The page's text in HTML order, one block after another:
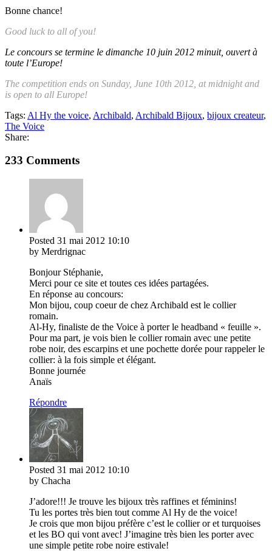
Bonne chance!
Good luck to all of you!
Le concours se termine le dimanche 10 juin 2012 minuit, ouvert à
toute l’Europe!
The competition ends on Sunday, June 10th 2012, at midnight and
is open to all Europe!
Tags: Al Hy the voice, Archibald, Archibald Bijoux, bijoux createur,
The Voice
Share:
233 Comments
Posted 31 mai 2012 10:10
by Merdrignac
Bonjour Stéphanie,
Merci pour ce site et toutes ces idées partagées.
En réponse au concours:
Mon bijou, coup coeur de chez Archibald est le collier
romain.
Al-Hy, finaliste de the Voice à porter le headband « feuille ».
Pour ma part, je vois bien le collier romain avec une petite
robe noir, des escarpins et une pochette dorée pour rappeler le
collier: à la fois simple et élégant.
Bonne journée
Anaïs
Répondre
Posted 31 mai 2012 10:10
by Chacha
J’adore!!! Je trouve les bijoux très raffines et féminins!
Tu les portes très bien tout comme Al Hy de the voice!
Je crois que mon bijou préfère c’est le collier or et turquoises
et les BO qui vont avec! J’imagine très bien les porter avec
une simple petite robe noire estivale!